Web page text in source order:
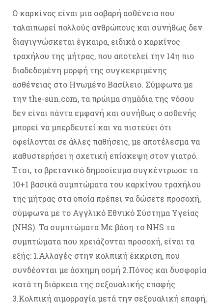
Ο καρκίνος είναι μια σοβαρή ασθένεια που
ταλαιπωρεί πολλούς ανθρώπους και συνήθως δεν
διαγιγνώσκεται έγκαιρα, ειδικά ο καρκίνος
τραχήλου της μήτρας, που αποτελεί την 14η πιο
διαδεδομένη μορφή της συγκεκριμένης
ασθένειας στο Ηνωμένο Βασίλειο. Σύμφωνα με
την the-sun.com, τα πρώιμα σημάδια της νόσου
δεν είναι πάντα εμφανή και συνήθως ο ασθενής
μπορεί να μπερδευτεί και να πιστεύει ότι
οφείλονται σε άλλες παθήσεις, με αποτέλεσμα να
καθυστερήσει η σχετική επίσκεψη στον γιατρό.
Έτσι, το βρετανικό δημοσίευμα συγκέντρωσε τα
10+1 βασικά συμπτώματα του καρκίνου τραχήλου
της μήτρας στα οποία πρέπει να δώσετε προσοχή,
σύμφωνα με το Αγγλικό Εθνικό Σύστημα Υγείας
(NHS). Τα συμπτώματα Με βάση το NHS τα
συμπτώματα που χρειάζονται προσοχή, είναι τα
εξής: 1.Αλλαγές στην κολπική έκκριση, που
συνδέονται με άσχημη οσμή 2.Πόνος και δυσφορία
κατά τη διάρκεια της σεξουαλικής επαφής
3.Κολπική αιμορραγία μετά την σεξουαλική επαφή,